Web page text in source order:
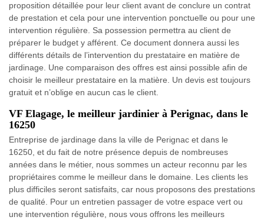
proposition détaillée pour leur client avant de conclure un contrat
de prestation et cela pour une intervention ponctuelle ou pour une
intervention régulière. Sa possession permettra au client de
préparer le budget y afférent. Ce document donnera aussi les
différents détails de l’intervention du prestataire en matière de
jardinage. Une comparaison des offres est ainsi possible afin de
choisir le meilleur prestataire en la matière. Un devis est toujours
gratuit et n’oblige en aucun cas le client.
VF Elagage, le meilleur jardinier à Perignac, dans le
16250
Entreprise de jardinage dans la ville de Perignac et dans le
16250, et du fait de notre présence depuis de nombreuses
années dans le métier, nous sommes un acteur reconnu par les
propriétaires comme le meilleur dans le domaine. Les clients les
plus difficiles seront satisfaits, car nous proposons des prestations
de qualité. Pour un entretien passager de votre espace vert ou
une intervention régulière, nous vous offrons les meilleurs